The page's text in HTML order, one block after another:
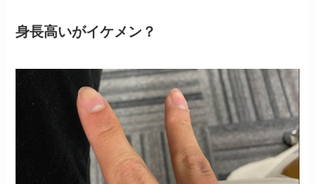
身長高いがイケメン？